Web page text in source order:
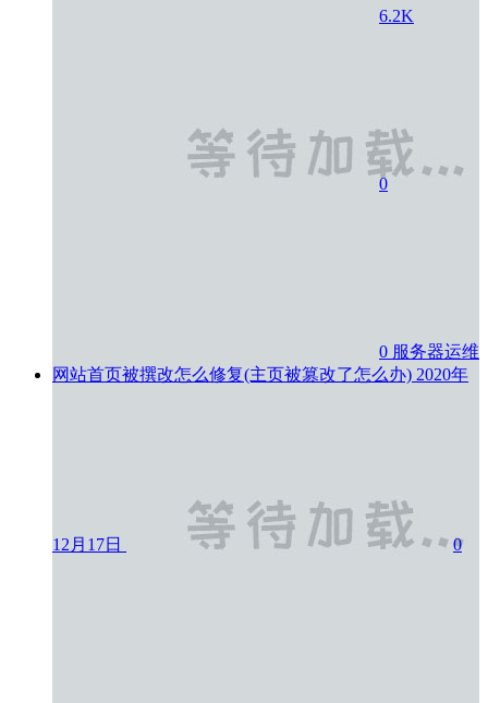
6.2K
0
0 服务器运维
网站首页被撰改怎么修复(主页被篡改了怎么办) 2020年
12月17日 0